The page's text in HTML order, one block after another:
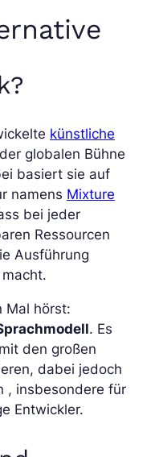
künstliche
globalen Bühne
basiert sie auf
namens Mixture
bei jeder
Ressourcen
Ausführung
Mal hörst:
. Es
den großen
dabei jedoch
, insbesondere für
Entwickler.